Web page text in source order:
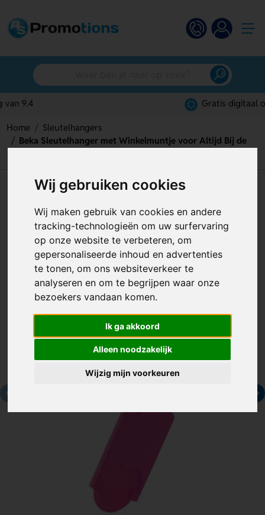
Wij gebruiken cookies
Wij maken gebruik van cookies en andere
tracking-technologieën om uw surfervaring
op onze website te verbeteren, om
gepersonaliseerde inhoud en advertenties
te tonen, om ons websiteverkeer te
analyseren en om te begrijpen waar onze
bezoekers vandaan komen.
Ik ga akkoord
Alleen noodzakelijk
Wijzig mijn voorkeuren
Gratis digitaal ontwerp
Home
Sleutelhangers
Beka Sleutelhanger met Winkelmuntje voor Altijd Bij de
Beka Sleutelhanger met
Winkelmuntje voor Altijd Bij de
Hand
Artikelnummer:122252